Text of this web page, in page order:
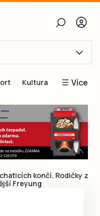
Obnovit heslo
Facebook
se
Registrovat
Kultura Více
Blogy
Inspirace
Čtenáři píší
Speciální přílohy
končí. Rodičky z
Freyung